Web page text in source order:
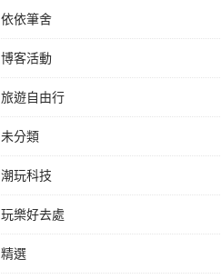
依依筆舍
博客活動
旅遊自由行
未分類
潮玩科技
玩樂好去處
精選